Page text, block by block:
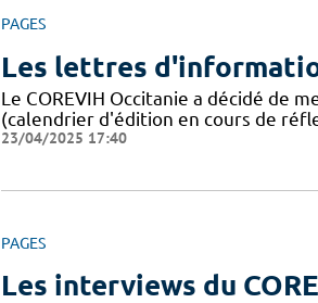
PAGES
Les lettres
Le COREVIH Occitanie a décidé de
(calendrier d'édition en cours de
23/04/2025 17:40
PAGES
Les interviews du